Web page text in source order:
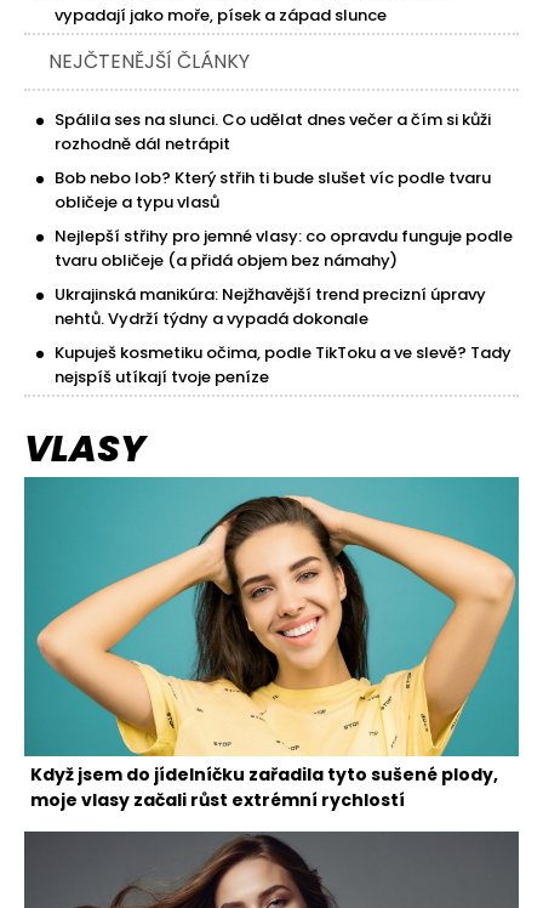
vypadají jako moře, písek a západ slunce
NEJČTENĚJŠÍ ČLÁNKY
Spálila ses na slunci. Co udělat dnes večer a čím si kůži
rozhodně dál netrápit
Bob nebo lob? Který střih ti bude slušet víc podle tvaru
obličeje a typu vlasů
Nejlepší střihy pro jemné vlasy: co opravdu funguje podle
tvaru obličeje (a přidá objem bez námahy)
Ukrajinská manikúra: Nejžhavější trend precizní úpravy
nehtů. Vydrží týdny a vypadá dokonale
Kupuješ kosmetiku očima, podle TikToku a ve slevě? Tady
nejspíš utíkají tvoje peníze
VLASY
Když jsem do jídelníčku zařadila tyto sušené plody,
moje vlasy začali růst extrémní rychlostí